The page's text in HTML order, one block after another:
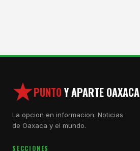
PUNTOY APARTE OAXACA
La opcion en informacion. Noticias
de Oaxaca y el mundo.
SECCIONES